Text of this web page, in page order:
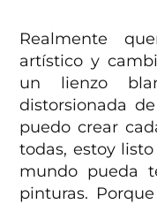
Realmente
artístico y
un lienzo
distorsionada
puedo crear
todas, estoy
mundo pueda
pinturas.